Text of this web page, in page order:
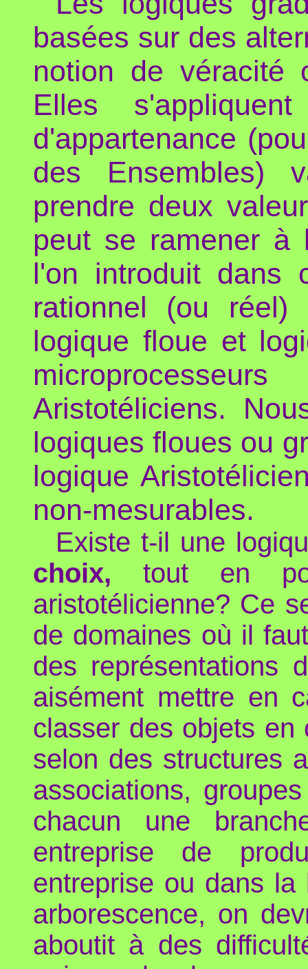
basées sur des
notion de véracité
Elles
d'appartenance
des Ensembles)
prendre deux
peut se ramener à
l'on introduit dans
rationnel (ou réel)
logique floue et
Aristotéliciens.
logiques floues ou
logique
non-mesurables.
Existe t-il une
choix, tout en
aristotélicienne? Ce
de domaines où il
des représentations
aisément mettre en
classer des objets en
selon des structures
associations,
chacun une
entreprise de
entreprise ou dans
arborescence, on
aboutit à des